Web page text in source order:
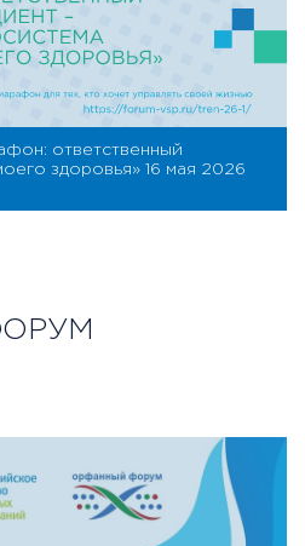
ответственный
здоровья» 16 мая 2026